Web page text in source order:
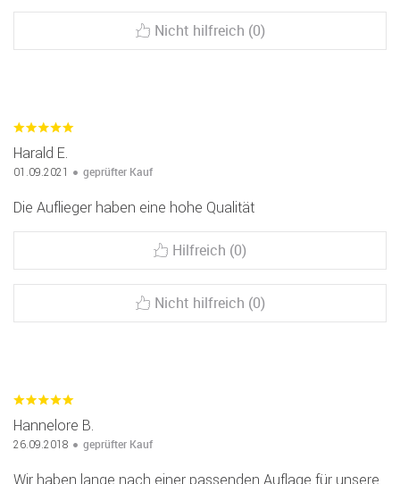
Nicht hilfreich (0)
Harald E.
01.09.2021 geprüfter Kauf
Die Auflieger haben eine hohe Qualität
Hilfreich (0)
Nicht hilfreich (0)
Hannelore B.
26.09.2018 geprüfter Kauf
Wir haben lange nach einer passenden Auflage für unsere